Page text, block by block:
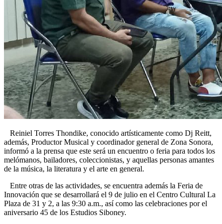
Reiniel Torres Thondike, conocido artísticamente como Dj Reitt,
además, Productor Musical y coordinador general de Zona Sonora,
informó a la prensa que este será un encuentro o feria para todos los
melómanos, bailadores, coleccionistas, y aquellas personas amantes
de la música, la literatura y el arte en general.
Entre otras de las actividades, se encuentra además la Feria de
Innovación que se desarrollará el 9 de julio en el Centro Cultural La
Plaza de 31 y 2, a las 9:30 a.m., así como las celebraciones por el
aniversario 45 de los Estudios Siboney.